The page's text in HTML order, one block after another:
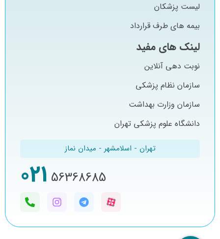
لیست پزشکان
بیمه های طرف قرارداد
لینک های مفید
نوبت دهی آنلاین
سازمان نظام پزشکی
سازمان وزارت بهداشت
دانشگاه علوم پزشکی تهران
تهران - اسلامشهر - میدان نماز
56368685
021